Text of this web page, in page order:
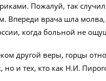
Пожалуй, так
Впереди врача шла
когда больной не
другой веры, горцы
и тех, кто как Н.И.